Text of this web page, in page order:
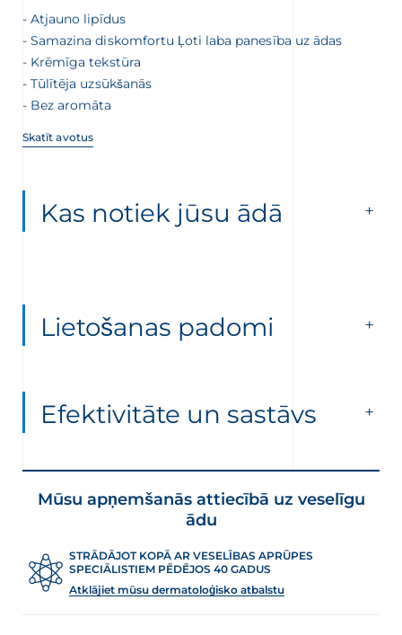
Atjauno lipīdus
Samazina diskomfortu Ļoti laba panesība uz ādas
Krēmīga tekstūra
Tūlītēja uzsūkšanās
Bez aromāta
Skatīt avotus
Kas notiek jūsu ādā
Lietošanas padomi
Efektivitāte un sastāvs
Mūsu apņemšanās attiecībā uz veselīgu
ādu
STRĀDĀJOT KOPĀ AR VESELĪBAS APRŪPES
SPECIĀLISTIEM PĒDĒJOS 40 GADUS
Atklājiet mūsu dermatoloģisko atbalstu